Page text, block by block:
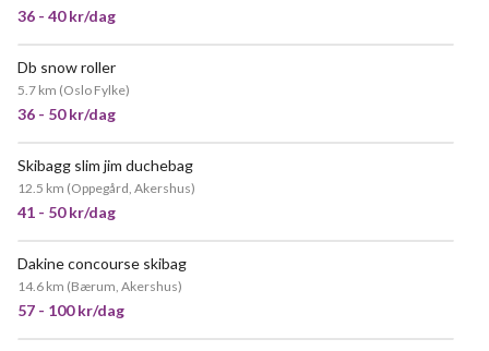
36 - 40 kr/dag
Db snow roller
5.7 km (Oslo Fylke)
36 - 50 kr/dag
Skibagg slim jim duchebag
12.5 km (Oppegård, Akershus)
41 - 50 kr/dag
Dakine concourse skibag
14.6 km (Bærum, Akershus)
57 - 100 kr/dag